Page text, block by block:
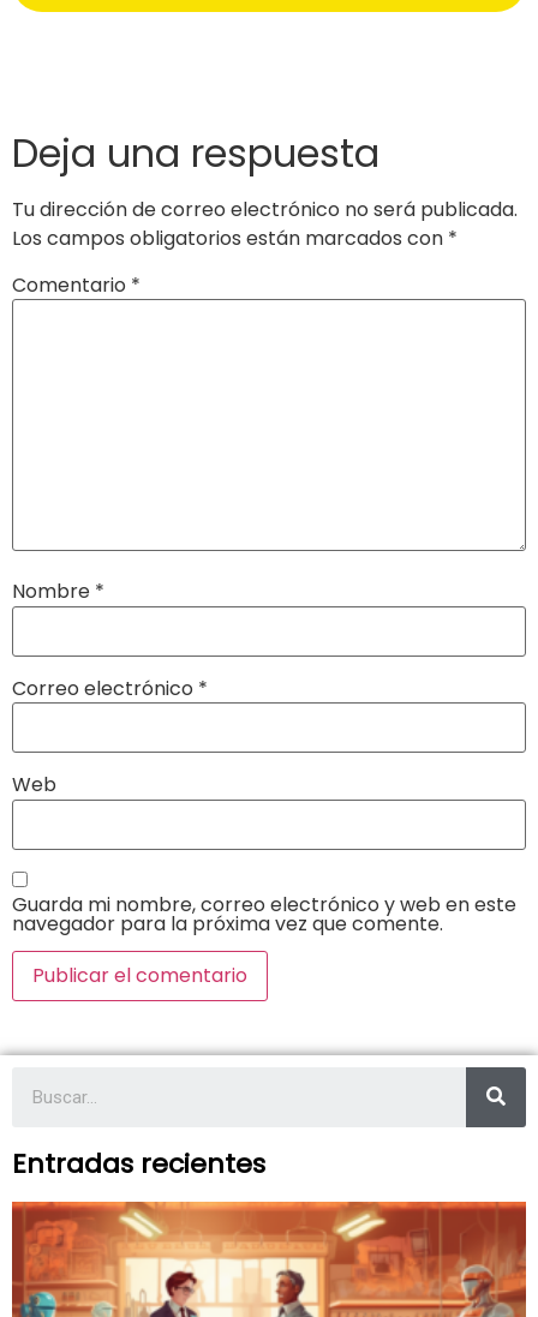
Deja una respuesta
Tu dirección de correo electrónico no será publicada.
Los campos obligatorios están marcados con *
Comentario *
Nombre *
Correo electrónico *
Web
Guarda mi nombre, correo electrónico y web en este
navegador para la próxima vez que comente.
Entradas recientes